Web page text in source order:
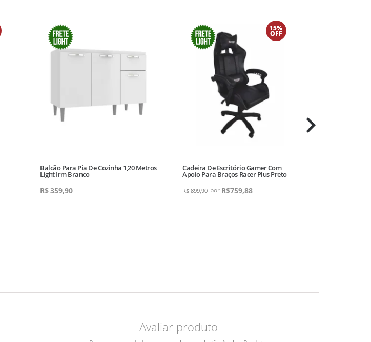
Balcão Para Pia De Cozinha 1,20 Metros
Light Irm Branco
R$359,90
15%
OFF
Cadeira De Escritório Gamer Com
Apoio Para Braços Racer Plus Preto
R$ 899,90 R$759,88
Avaliar produto